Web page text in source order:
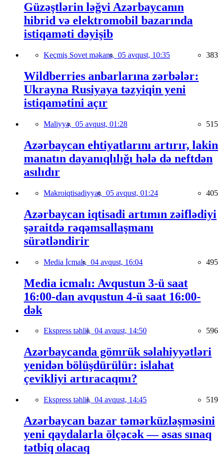
Güzəştlərin ləğvi Azərbaycanın
hibrid və elektromobil bazarında
istiqaməti dəyişib
Keçmiş Sovet məkanı, 05 avqust, 10:35 383
Wildberries anbarlarına zərbələr:
Ukrayna Rusiyaya təzyiqin yeni
istiqamətini açır
Maliyyə, 05 avqust, 01:28 515
Azərbaycan ehtiyatlarını artırır, lakin
manatın dayanıqlılığı hələ də neftdən
asılıdır
Makroiqtisadiyyat, 05 avqust, 01:24 405
Azərbaycan iqtisadi artımın zəiflədiyi
şəraitdə rəqəmsallaşmanı
sürətləndirir
Media İcmalı, 04 avqust, 16:04 495
Media icmalı: Avqustun 3-ü saat
16:00-dan avqustun 4-ü saat 16:00-
dək
Ekspress təhlil, 04 avqust, 14:50 596
Azərbaycanda gömrük səlahiyyətləri
yenidən bölüşdürülür: islahat
çevikliyi artıracaqmı?
Ekspress təhlil, 04 avqust, 14:45 519
Azərbaycan bazar təmərküzləşməsini
yeni qaydalarla ölçəcək — əsas sınaq
tətbiq olacaq